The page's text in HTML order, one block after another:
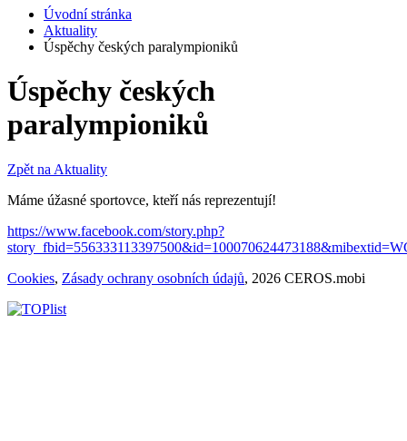
Úvodní stránka
Aktuality
Úspěchy českých paralympioniků
Úspěchy českých
paralympioniků
Zpět na Aktuality
Máme úžasné sportovce, kteří nás reprezentují!
https://www.facebook.com/story.php?
Cookies, Zásady ochrany osobních údajů, 2026 CEROS.mobi